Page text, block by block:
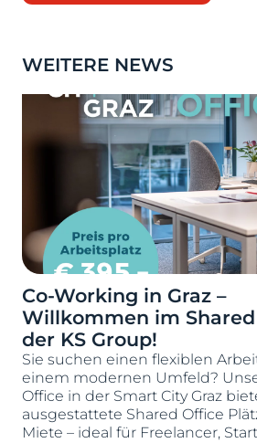
WEITERE NEWS
Co-Working in Graz –
Willkommen im
der KS Group!
Sie suchen einen flexiblen
einem modernen Umfeld?
Office in der Smart City Graz
ausgestattete Shared Office
Miete – ideal für Freelancer,